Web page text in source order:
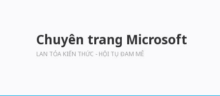
Chuyên trang Microsoft
LAN TỎA KIẾN THỨC - HỘI TỤ ĐAM MÊ